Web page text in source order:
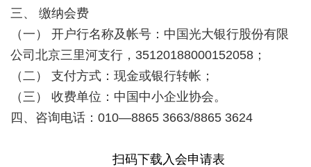
三、 缴纳会费
（一） 开户行名称及帐号：中国光大银行股份有限
公司北京三里河支行，35120188000152058；
（二） 支付方式：现金或银行转帐；
（三） 收费单位：中国中小企业协会。
四、咨询电话：010—8865 3663/8865 3624
扫码下载入会申请表